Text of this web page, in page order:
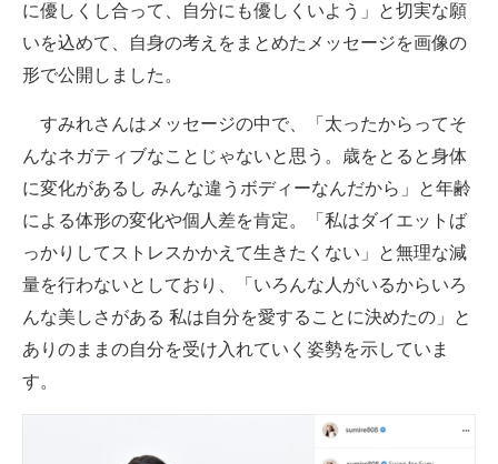
建設×テクノロジーの最前線
に優しくし合って、自分にも優しくいよう」と切実な願
いを込めて、自身の考えをまとめたメッセージを画像の
形で公開しました。
すみれさんはメッセージの中で、「太ったからってそ
んなネガティブなことじゃないと思う。歳をとると身体
に変化があるし みんな違うボディーなんだから」と年齢
による体形の変化や個人差を肯定。「私はダイエットば
っかりしてストレスかかえて生きたくない」と無理な減
量を行わないとしており、「いろんな人がいるからいろ
んな美しさがある 私は自分を愛することに決めたの」と
ありのままの自分を受け入れていく姿勢を示していま
す。